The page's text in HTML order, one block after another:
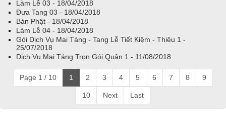
Làm Lễ 03 - 18/04/2018
Đưa Tang 03 - 18/04/2018
Bàn Phật - 18/04/2018
Làm Lễ 04 - 18/04/2018
Gói Dịch Vụ Mai Táng - Tang Lễ Tiết Kiệm - Thiêu 1 -
25/07/2018
Dịch Vụ Mai Táng Trọn Gói Quận 1 - 11/08/2018
Page 1 / 10 1 2 3 4 5 6 7 8 9
10 Next Last